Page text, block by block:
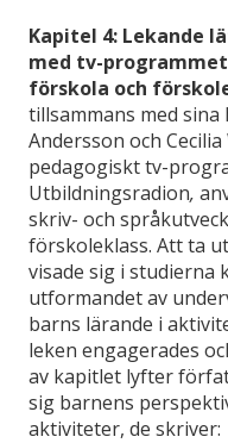
Kapitel 4: Lekande
med tv-programmet
förskola och
tillsammans med
Andersson och
pedagogiskt tv-
Utbildningsradion,
skriv- och
förskoleklass. Att ta
visade sig i studierna
utformandet av
barns lärande i
leken engagerades
av kapitlet lyfter
sig barnens
aktiviteter, de skriver: